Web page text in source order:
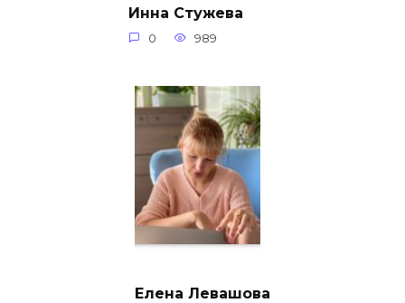
Инна Стужева
0 989
Елена Левашова